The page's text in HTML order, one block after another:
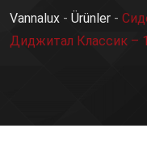
Vannalux - Ürünler -
Диджитал Классик –